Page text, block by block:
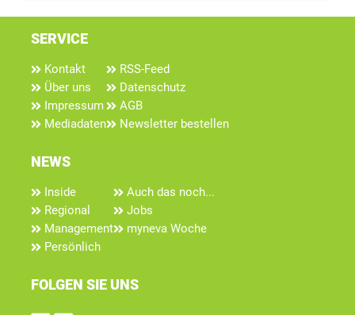
SERVICE
Kontakt
Über uns
Impressum
Mediadaten
RSS-Feed
Datenschutz
AGB
Newsletter bestellen
NEWS
Inside
Regional
Management
Persönlich
Auch das noch...
Jobs
myneva Woche
FOLGEN SIE UNS